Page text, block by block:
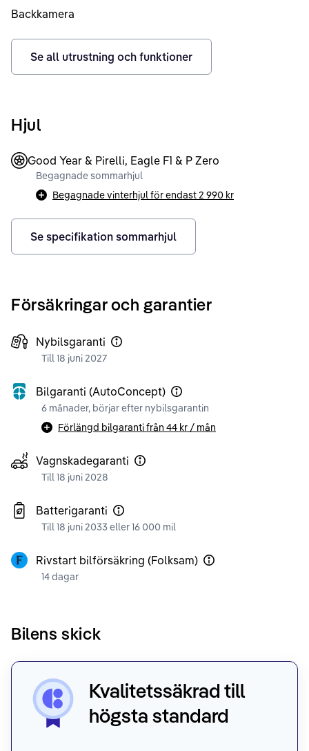
Backkamera
Se all utrustning och funktioner
Hjul
Good Year & Pirelli, Eagle F1 & P Zero
Begagnade sommarhjul
Begagnade vinterhjul för endast2 990 kr
Se specifikation sommarhjul
Försäkringar och garantier
Nybilsgaranti
Till 18 juni 2027
Bilgaranti (AutoConcept)
6 månader, börjar efter nybilsgarantin
Förlängd bilgaranti från 44 kr / mån
Vagnskadegaranti
Till 18 juni 2028
Batterigaranti
Till 18 juni 2033 eller 16 000 mil
Rivstart bilförsäkring (Folksam)
14 dagar
Bilens skick
Kvalitetssäkrad till
högsta standard